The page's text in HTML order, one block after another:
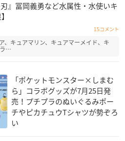
』冨岡義勇など水属性・水使いキ
15コメント
、キュアマリン、キュアマーメイド、キ
ラ…
「ポケットモンスター×しまむ
ら」コラボグッズが7月25日発
売！プチプラのぬいぐるみポー
チやピカチュウTシャツが勢ぞろ
い